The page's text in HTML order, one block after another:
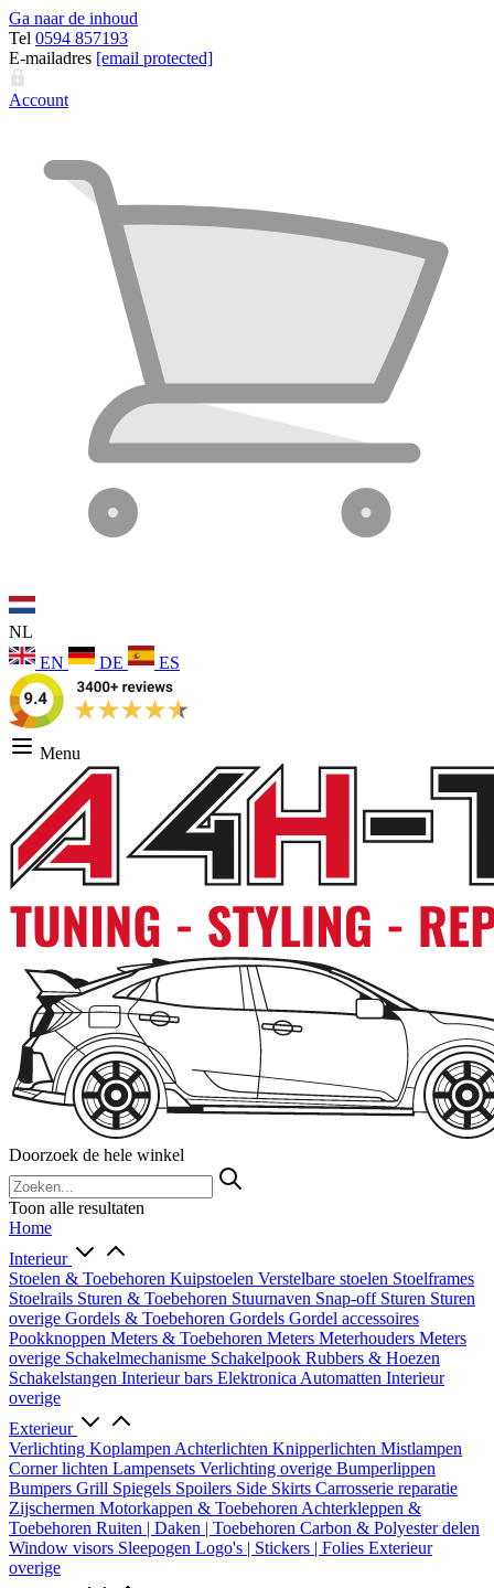
Ga naar de inhoud
Tel 0594 857193
E-mailadres [email protected]
Account
NL
EN
DE ES
Menu
Doorzoek de hele winkel
Toon alle resultaten
Home
Interieur
Stoelen & Toebehoren Kuipstoelen Verstelbare stoelen Stoelframes
Stoelrails Sturen & Toebehoren Stuurnaven Snap-off Sturen Sturen
overige Gordels & Toebehoren Gordels Gordel accessoires
Pookknoppen Meters & Toebehoren Meters Meterhouders Meters
overige Schakelmechanisme Schakelpook Rubbers & Hoezen
Schakelstangen Interieur bars Elektronica Automatten Interieur
overige
Exterieur
Verlichting Koplampen Achterlichten Knipperlichten Mistlampen
Corner lichten Lampensets Verlichting overige Bumperlippen
Bumpers Grill Spiegels Spoilers Side Skirts Carrosserie reparatie
Zijschermen Motorkappen & Toebehoren Achterkleppen &
Toebehoren Ruiten | Daken | Toebehoren Carbon & Polyester delen
Window visors Sleepogen Logo's | Stickers | Folies Exterieur
overige